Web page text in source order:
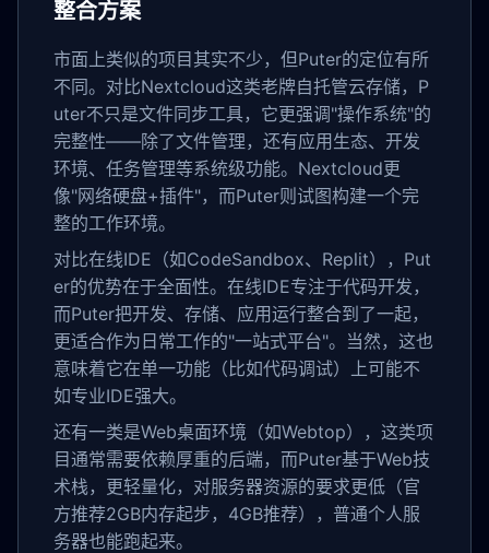
整合方案
市面上类似的项目其实不少，但Puter的定位有所
不同。对比Nextcloud这类老牌自托管云存储，P
uter不只是文件同步工具，它更强调"操作系统"的
完整性——除了文件管理，还有应用生态、开发
环境、任务管理等系统级功能。Nextcloud更
像"网络硬盘+插件"，而Puter则试图构建一个完
整的工作环境。
对比在线IDE（如CodeSandbox、Replit），Put
er的优势在于全面性。在线IDE专注于代码开发，
而Puter把开发、存储、应用运行整合到了一起，
更适合作为日常工作的"一站式平台"。当然，这也
意味着它在单一功能（比如代码调试）上可能不
如专业IDE强大。
还有一类是Web桌面环境（如Webtop），这类项
目通常需要依赖厚重的后端，而Puter基于Web技
术栈，更轻量化，对服务器资源的要求更低（官
方推荐2GB内存起步，4GB推荐），普通个人服
务器也能跑起来。